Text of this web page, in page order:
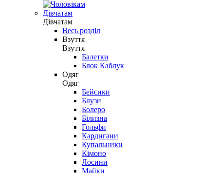
Дівчатам
Дівчатам
Весь розділ
Взуття
Взуття
Балетки
Блок Каблук
Одяг
Одяг
Бейсики
Блузи
Болеро
Білизна
Гольфи
Кардигани
Купальники
Кімоно
Лосини
Майки